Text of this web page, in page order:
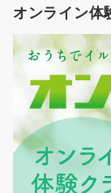
オンライン体